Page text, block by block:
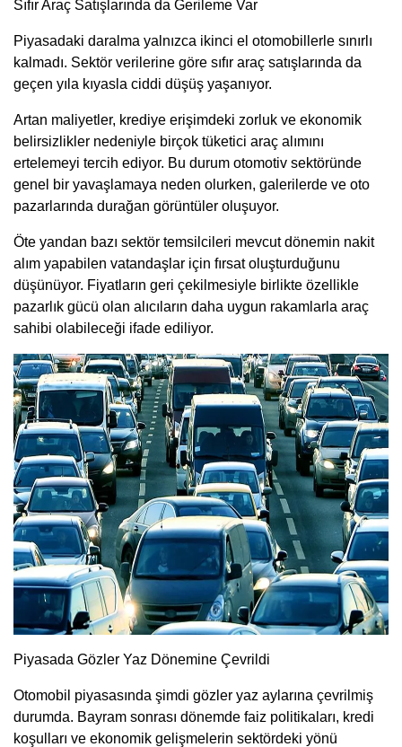
Sıfır Araç Satışlarında da Gerileme Var
Piyasadaki daralma yalnızca ikinci el otomobillerle sınırlı
kalmadı. Sektör verilerine göre sıfır araç satışlarında da
geçen yıla kıyasla ciddi düşüş yaşanıyor.
Artan maliyetler, krediye erişimdeki zorluk ve ekonomik
belirsizlikler nedeniyle birçok tüketici araç alımını
ertelemeyi tercih ediyor. Bu durum otomotiv sektöründe
genel bir yavaşlamaya neden olurken, galerilerde ve oto
pazarlarında durağan görüntüler oluşuyor.
Öte yandan bazı sektör temsilcileri mevcut dönemin nakit
alım yapabilen vatandaşlar için fırsat oluşturduğunu
düşünüyor. Fiyatların geri çekilmesiyle birlikte özellikle
pazarlık gücü olan alıcıların daha uygun rakamlarla araç
sahibi olabileceği ifade ediliyor.
Piyasada Gözler Yaz Dönemine Çevrildi
Otomobil piyasasında şimdi gözler yaz aylarına çevrilmiş
durumda. Bayram sonrası dönemde faiz politikaları, kredi
koşulları ve ekonomik gelişmelerin sektördeki yönü